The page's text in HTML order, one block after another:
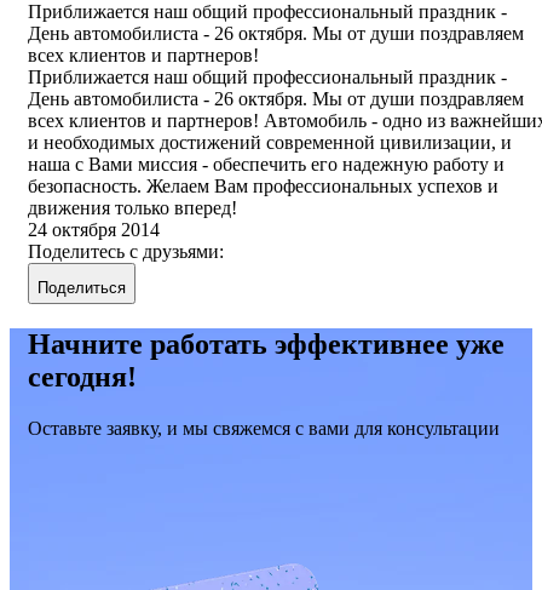
Приближается наш общий профессиональный праздник -
День автомобилиста - 26 октября. Мы от души поздравляем
всех клиентов и партнеров!
Приближается наш общий профессиональный праздник -
День автомобилиста - 26 октября. Мы от души поздравляем
всех клиентов и партнеров! Автомобиль - одно из
и необходимых достижений современной цивилизации, и
наша с Вами миссия - обеспечить его надежную работу и
безопасность. Желаем Вам профессиональных успехов и
движения только вперед!
24 октября 2014
Поделитесь с друзьями:
Поделиться
Начните работать эффективнее уже
сегодня!
Оставьте заявку, и мы свяжемся с вами для консультации